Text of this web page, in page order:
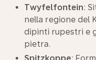
Twyfelfontein:
nella regione del
dipinti rupestri e
pietra.
Spitzkoppe: